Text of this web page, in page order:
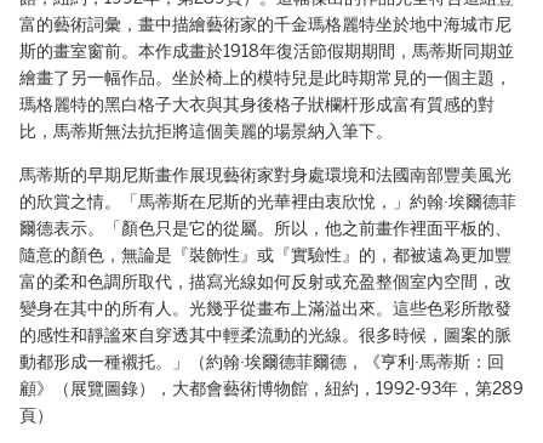
富的藝術詞彙，畫中描繪藝術家的千金瑪格麗特坐於地中海城市尼
斯的畫室窗前。本作成畫於1918年復活節假期期間，馬蒂斯同期並
繪畫了另一幅作品。坐於椅上的模特兒是此時期常見的一個主題，
瑪格麗特的黑白格子大衣與其身後格子狀欄杆形成富有質感的對
比，馬蒂斯無法抗拒將這個美麗的場景納入筆下。
馬蒂斯的早期尼斯畫作展現藝術家對身處環境和法國南部豐美風光
的欣賞之情。「馬蒂斯在尼斯的光華裡由衷欣悅，」約翰·埃爾德菲
爾德表示。「顏色只是它的從屬。所以，他之前畫作裡面平板的、
隨意的顏色，無論是『裝飾性』或『實驗性』的，都被遠為更加豐
富的柔和色調所取代，描寫光線如何反射或充盈整個室內空間，改
變身在其中的所有人。光幾乎從畫布上滿溢出來。這些色彩所散發
的感性和靜謐來自穿透其中輕柔流動的光線。很多時候，圖案的脈
動都形成一種襯托。」（約翰·埃爾德菲爾德，《亨利·馬蒂斯：回
顧》（展覽圖錄），大都會藝術博物館，紐約，1992-93年，第289
頁）